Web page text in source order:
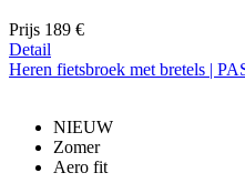
Prijs 189 €
Detail
Heren fietsbroek met bretels |
NIEUW
Zomer
Aero fit